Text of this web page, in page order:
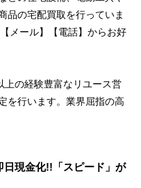
品の宅配買取を行っていま
メール】【電話】からお好
上の経験豊富なリユース営
を行います。業界屈指の高
日現金化!!「スピード」が